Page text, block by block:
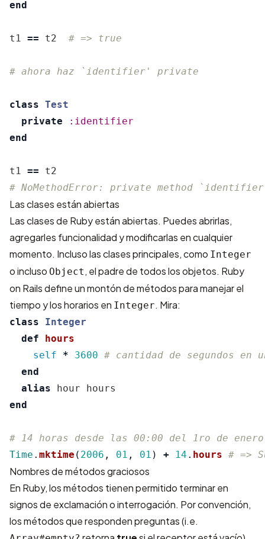
end
t1 == t2 # => true
# ahora haz `identifier' private
class Test
private
:identifier
end
t1 ==
t2
# NoMethodError: private method
Las clases están abiertas
Las clases de Ruby están abiertas. Puedes abrirlas,
agregarles funcionalidad y modificarlas en cualquier
momento. Incluso las clases principales, como Integer
o incluso Object , el padre de todos los objetos. Ruby
on Rails define un montón de métodos para manejar el
tiempo y los horarios en Integer. Mira:
class
Integer
def
hours
self
* 3600 # cantidad de segundos en
end
alias
hour
hours
end
# 14 horas desde las 00:00 del 1ro de
Time . mktime ( 2006 , 01 , 01 ) + 14 . hours # =>
Nombres de métodos graciosos
En Ruby, los métodos tienen permitido terminar en
signos de exclamación o interrogación. Por convención,
los métodos que responden preguntas (i.e.